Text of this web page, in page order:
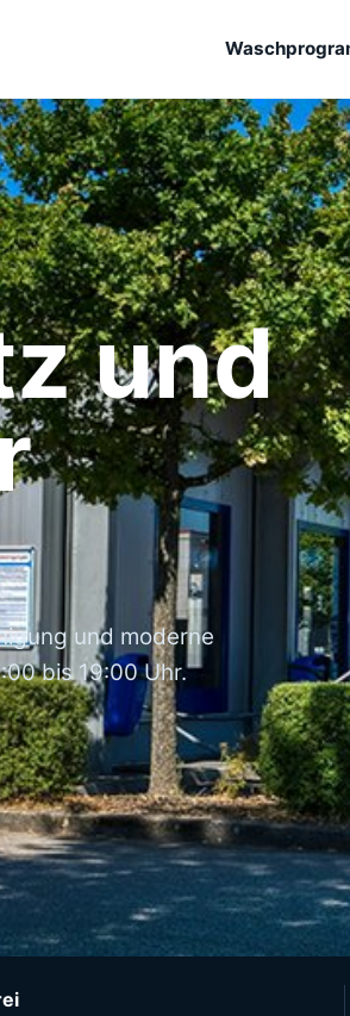
und
und moderne
bis 19:00 Uhr.